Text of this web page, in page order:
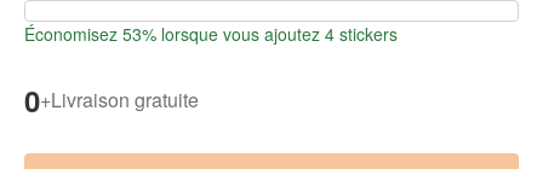
Économisez 53% lorsque vous ajoutez 4 stickers
0+Livraison gratuite